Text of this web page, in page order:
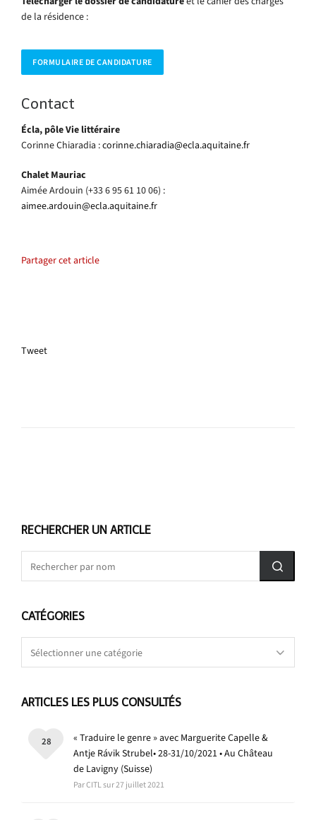
de la résidence :
FORMULAIRE DE CANDIDATURE
Contact
Écla, pôle Vie littéraire
Corinne Chiaradia :corinne.chiaradia@ecla.aquitaine.fr
Chalet Mauriac
Aimée Ardouin (+33 6 95 61 10 06) :
aimee.ardouin@ecla.aquitaine.fr
Partager cet article
Tweet
RECHERCHER UN ARTICLE
CATÉGORIES
ARTICLES LES PLUS CONSULTÉS
« Traduire le genre » avec Marguerite Capelle &
Antje Rávik Strubel• 28-31/10/2021 • Au Château
de Lavigny (Suisse)
Par CITL sur 27 juillet 2021
28